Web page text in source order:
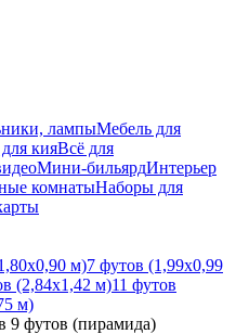
лампыМебель для
кияВсё для
Мини-бильярдИнтерьер
комнатыНаборы для
м)7 футов (1,99х0,99
(2,84х1,42 м)11 футов
м)
9 футов (пирамида)